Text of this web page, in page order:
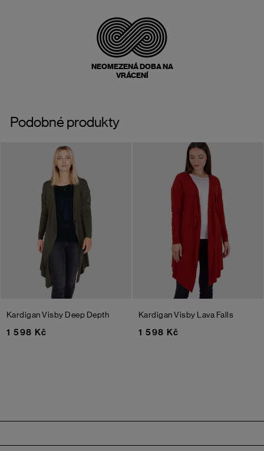
NEOMEZENÁ DOBA NA
VRÁCENÍ
Podobné produkty
Kardigan Visby Deep Depth
1 598 Kč
Kardigan Visby Lava Falls
1 598 Kč